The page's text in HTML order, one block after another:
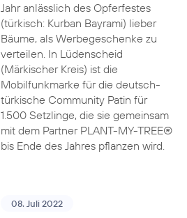
Jahr anlässlich des Opferfestes
(türkisch: Kurban Bayrami) lieber
Bäume, als Werbegeschenke zu
verteilen. In Lüdenscheid
(Märkischer Kreis) ist die
Mobilfunkmarke für die deutsch-
türkische Community Patin für
1.500 Setzlinge, die sie gemeinsam
mit dem Partner PLANT-MY-TREE®
bis Ende des Jahres pflanzen wird.
08. Juli 2022